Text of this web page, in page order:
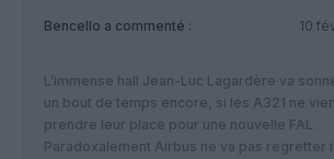
Bencello a commenté :
10
L’immense hall Jean-Luc Lagardère va
un bout de temps encore, si les A321 ne
prendre leur place pour une nouvelle FAL.
Paradoxalement Airbus ne va pas regretter